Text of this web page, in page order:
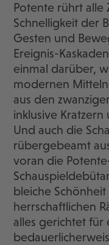
Potente rührt alle
Schnelligkeit der
Gesten und
Ereignis-
einmal darüber,
modernen
aus den
inklusive
Und auch die
rübergebeamt
voran die
bleiche
herrschaftlichen
alles gerichtet für